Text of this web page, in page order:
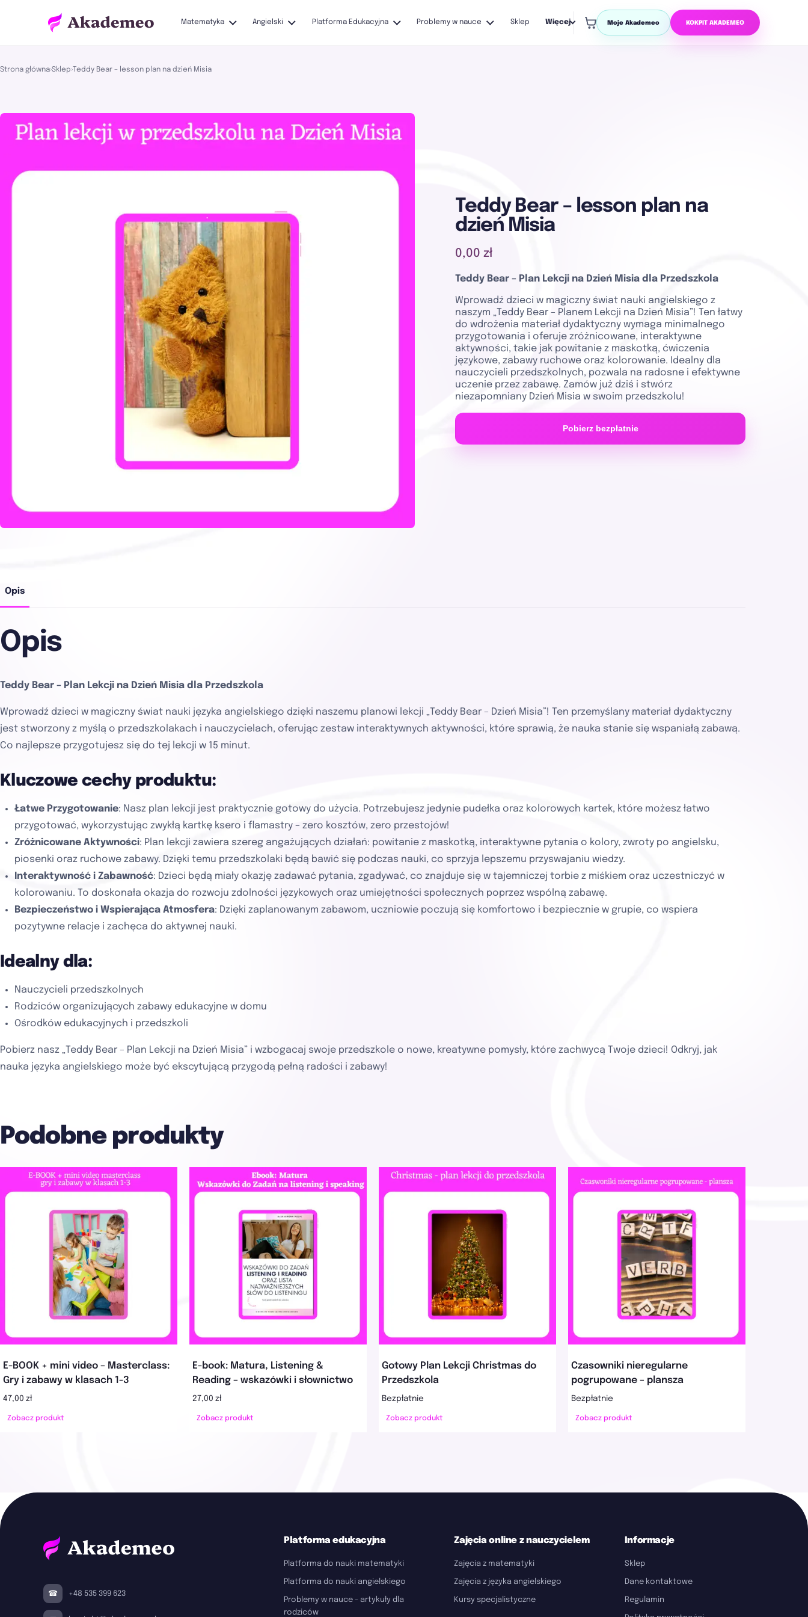
Matematyka Angielski Platforma Edukacyjna Problemy w nauce Sklep Więcej Moje Akademeo KOKPIT AKADEMEO
Strona główna›Sklep› Teddy Bear – lesson plan na dzień Misia
Teddy Bear – lesson plan na
dzień Misia
0,00 zł
Teddy Bear – Plan Lekcji na Dzień Misia dla Przedszkola
Wprowadź dzieci w magiczny świat nauki angielskiego z
naszym „Teddy Bear – Planem Lekcji na Dzień Misia”! Ten łatwy
do wdrożenia materiał dydaktyczny wymaga minimalnego
przygotowania i oferuje zróżnicowane, interaktywne
aktywności, takie jak powitanie z maskotką, ćwiczenia
językowe, zabawy ruchowe oraz kolorowanie. Idealny dla
nauczycieli przedszkolnych, pozwala na radosne i efektywne
uczenie przez zabawę. Zamów już dziś i stwórz
niezapomniany Dzień Misia w swoim przedszkolu!
Pobierz bezpłatnie
Opis
Opis
Teddy Bear – Plan Lekcji na Dzień Misia dla Przedszkola
Wprowadź dzieci w magiczny świat nauki języka angielskiego dzięki naszemu planowi lekcji „Teddy Bear – Dzień Misia”! Ten przemyślany materiał dydaktyczny
jest stworzony z myślą o przedszkolakach i nauczycielach, oferując zestaw interaktywnych aktywności, które sprawią, że nauka stanie się wspaniałą zabawą.
Co najlepsze przygotujesz się do tej lekcji w 15 minut.
Kluczowe cechy produktu:
Łatwe Przygotowanie: Nasz plan lekcji jest praktycznie gotowy do użycia. Potrzebujesz jedynie pudełka oraz kolorowych kartek, które możesz łatwo
przygotować, wykorzystując zwykłą kartkę ksero i flamastry – zero kosztów, zero przestojów!
Zróżnicowane Aktywności: Plan lekcji zawiera szereg angażujących działań: powitanie z maskotką, interaktywne pytania o kolory, zwroty po angielsku,
piosenki oraz ruchowe zabawy. Dzięki temu przedszkolaki będą bawić się podczas nauki, co sprzyja lepszemu przyswajaniu wiedzy.
Interaktywność i Zabawność: Dzieci będą miały okazję zadawać pytania, zgadywać, co znajduje się w tajemniczej torbie z miśkiem oraz uczestniczyć w
kolorowaniu. To doskonała okazja do rozwoju zdolności językowych oraz umiejętności społecznych poprzez wspólną zabawę.
Bezpieczeństwo i Wspierająca Atmosfera: Dzięki zaplanowanym zabawom, uczniowie poczują się komfortowo i bezpiecznie w grupie, co wspiera
pozytywne relacje i zachęca do aktywnej nauki.
Idealny dla:
Nauczycieli przedszkolnych
Rodziców organizujących zabawy edukacyjne w domu
Ośrodków edukacyjnych i przedszkoli
Pobierz nasz „Teddy Bear – Plan Lekcji na Dzień Misia” i wzbogacaj swoje przedszkole o nowe, kreatywne pomysły, które zachwycą Twoje dzieci! Odkryj, jak
nauka języka angielskiego może być ekscytującą przygodą pełną radości i zabawy!
Podobne produkty
E-BOOK + mini video – Masterclass:
Gry i zabawy w klasach 1-3
47,00 zł
Zobacz produkt
E-book: Matura, Listening &
Reading – wskazówki i słownictwo
27,00 zł
Zobacz produkt
Gotowy Plan Lekcji Christmas do
Przedszkola
Bezpłatnie
Zobacz produkt
Czasowniki nieregularne
pogrupowane – plansza
Bezpłatnie
Zobacz produkt
+48 535 399 623
Platforma edukacyjna
Platforma do nauki matematyki
Platforma do nauki angielskiego
Problemy w nauce - artykuły dla
rodziców
Zajęcia online z nauczycielem
Zajęcia z matematyki
Zajęcia z języka angielskiego
Kursy specjalistyczne
Informacje
Sklep
Dane kontaktowe
Regulamin